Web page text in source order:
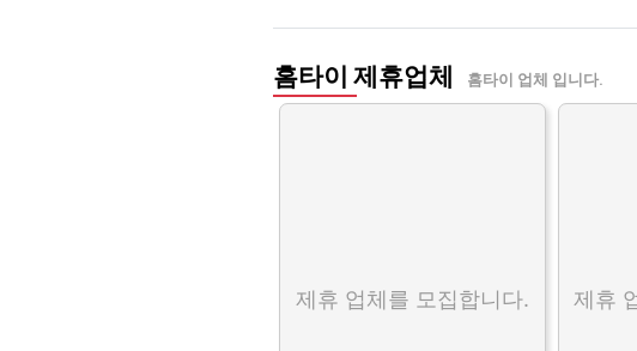
홈타이 제휴업체 홈타이 업체 입니다.
제휴 업체를 모집합니다. 제휴